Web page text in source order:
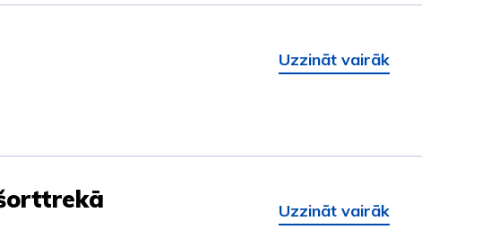
Uzzināt vairāk
Uzzināt vairāk